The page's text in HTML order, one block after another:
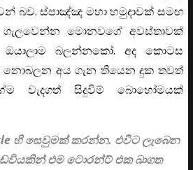
බව. ස්පාඤ්ඤ මහා හමුදාවක් සමඟ
මොනවගේ අවස්තාවක්
බලන්නකෝ. අද කොටස
නොබලන අය ගැන තියෙන දුක තවත්
වැදගත් සිදුවීම් බොහෝමයක්
හි සෙවුමක් කරන්න. එවිට ලැබෙන
එම ටොරන්ට් එක බාගත